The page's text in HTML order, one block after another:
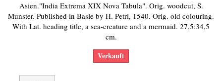
Asien."India Extrema XIX Nova Tabula". Orig. woodcut, S.
Munster. Published in Basle by H. Petri, 1540. Orig. old colouring.
With Lat. heading title, a sea-creature and a mermaid. 27,5:34,5
cm.
Verkauft